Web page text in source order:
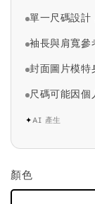
單一尺碼設計
袖長與肩寬參
封面圖片模
尺碼可能因
✦AI 產生
顏色